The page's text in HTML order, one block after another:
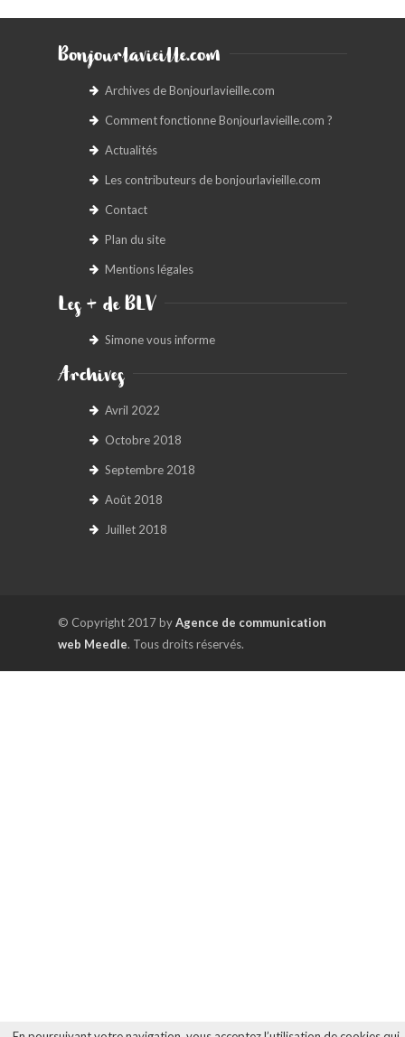
Bonjourlavieille.com
Archives de Bonjourlavieille.com
Comment fonctionne Bonjourlavieille.com ?
Actualités
Les contributeurs de bonjourlavieille.com
Contact
Plan du site
Mentions légales
Les + de BLV
Simone vous informe
Archives
Avril 2022
Octobre 2018
Septembre 2018
Août 2018
Juillet 2018
© Copyright 2017 byAgence de communication
web Meedle. Tous droits réservés.